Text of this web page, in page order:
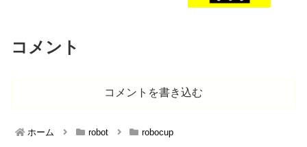
コメント
コメントを書き込む
ホーム robot robocup